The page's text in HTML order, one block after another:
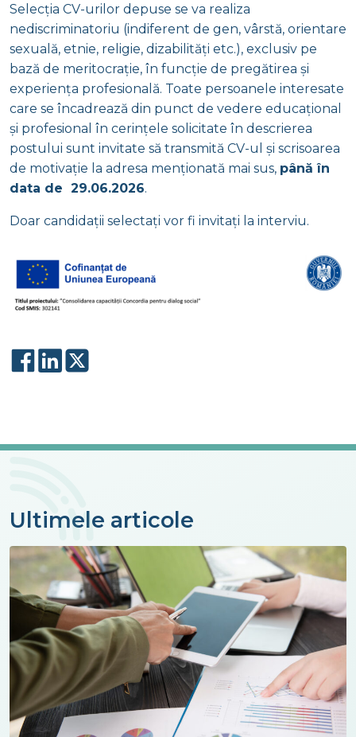
Selecția CV-urilor depuse se va realiza
nediscriminatoriu (indiferent de gen, vârstă, orientare
sexuală, etnie, religie, dizabilități etc.), exclusiv pe
bază de meritocrație, în funcție de pregătirea și
experiența profesională. Toate persoanele interesate
care se încadrează din punct de vedere educațional
și profesional în cerințele solicitate în descrierea
postului sunt invitate să transmită CV-ul și scrisoarea
de motivație la adresa menționată mai sus, până în
data de 29.06.2026.
Doar candidații selectați vor fi invitați la interviu.
Ultimele articole